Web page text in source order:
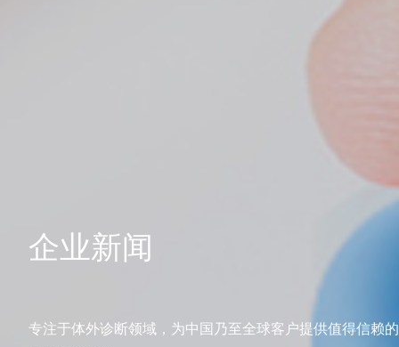
企业新闻
专注于体外诊断领域，为中国乃至全球客户提供值得信赖